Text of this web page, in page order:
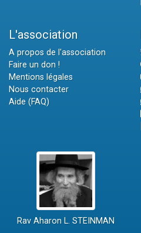
L'association
A propos de l'association
Faire un don !
Mentions légales
Nous contacter
Aide (FAQ)
Rav Aharon L. STEINMAN